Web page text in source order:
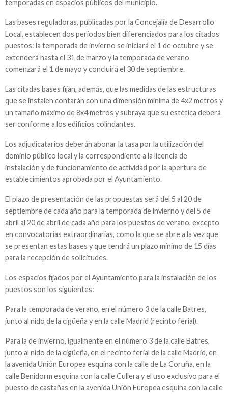
temporadas en espacios públicos del municipio.
Las bases reguladoras, publicadas por la Concejalía de Desarrollo
Local, establecen dos períodos bien diferenciados para los citados
puestos: la temporada de invierno se iniciará el 1 de octubre y se
extenderá hasta el 31 de marzo y la temporada de verano
comenzará el 1 de mayo y concluirá el 30 de septiembre.
Las citadas bases fijan, además, que las medidas de las estructuras
que se instalen contarán con una dimensión mínima de 4x2 metros y
un tamaño máximo de 8x4 metros y subraya que su estética deberá
ser conforme a los edificios colindantes.
Los adjudicatarios deberán abonar la tasa por la utilización del
dominio público local y la correspondiente a la licencia de
instalación y de funcionamiento de actividad por la apertura de
establecimientos aprobada por el Ayuntamiento.
El plazo de presentación de las propuestas será del 5 al 20 de
septiembre de cada año para la temporada de invierno y del 5 de
abril al 20 de abril de cada año para los puestos de verano, excepto
en convocatorias extraordinarias, como la que se abre a la vez que
se presentan estas bases y que tendrá un plazo mínimo de 15 días
para la recepción de solicitudes.
Los espacios fijados por el Ayuntamiento para la instalación de los
puestos son los siguientes:
Para la temporada de verano, en el número 3 de la calle Batres,
junto al nido de la cigüeña y en la calle Madrid (recinto ferial).
Para la de invierno, igualmente en el número 3 de la calle Batres,
junto al nido de la cigüeña, en el recinto ferial de la calle Madrid, en
la avenida Unión Europea esquina con la calle de La Coruña, en la
calle Benidorm esquina con la calle Cullera y el uso exclusivo para el
puesto de castañas en la avenida Unión Europea esquina con la calle